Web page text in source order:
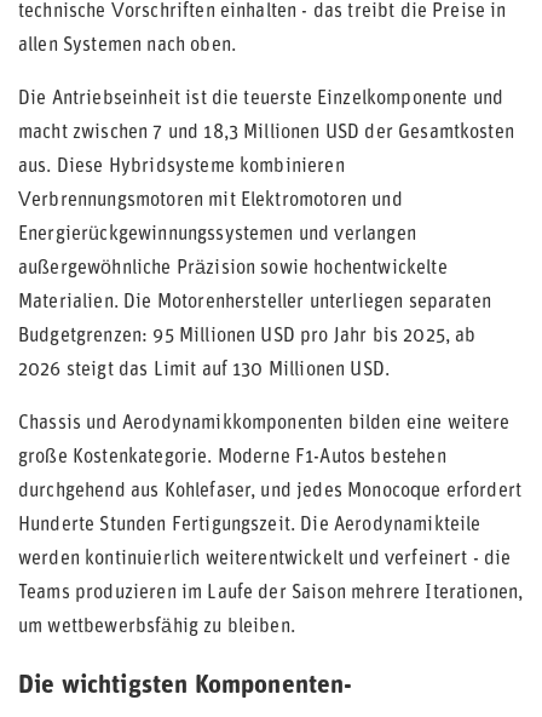
technische Vorschriften einhalten - das treibt die Preise in
allen Systemen nach oben.
Die Antriebseinheit ist die teuerste Einzelkomponente und
macht zwischen 7 und 18,3 Millionen USD der Gesamtkosten
aus. Diese Hybridsysteme kombinieren
Verbrennungsmotoren mit Elektromotoren und
Energierückgewinnungssystemen und verlangen
außergewöhnliche Präzision sowie hochentwickelte
Materialien. Die Motorenhersteller unterliegen separaten
Budgetgrenzen: 95 Millionen USD pro Jahr bis 2025, ab
2026 steigt das Limit auf 130 Millionen USD.
Chassis und Aerodynamikkomponenten bilden eine weitere
große Kostenkategorie. Moderne F1-Autos bestehen
durchgehend aus Kohlefaser, und jedes Monocoque erfordert
Hunderte Stunden Fertigungszeit. Die Aerodynamikteile
werden kontinuierlich weiterentwickelt und verfeinert - die
Teams produzieren im Laufe der Saison mehrere Iterationen,
um wettbewerbsfähig zu bleiben.
Die wichtigsten Komponenten-